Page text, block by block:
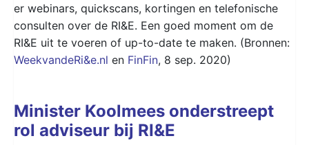
er webinars, quickscans, kortingen en telefonische
consulten over de RI&E. Een goed moment om de
RI&E uit te voeren of up-to-date te maken. (Bronnen:
WeekvandeRi&e.nl en FinFin, 8 sep. 2020)
Minister Koolmees onderstreept
rol adviseur bij RI&E